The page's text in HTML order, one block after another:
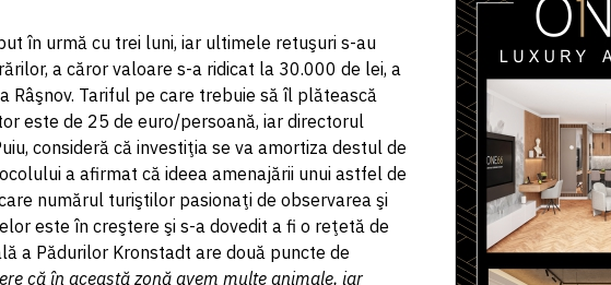
în urmă cu trei luni, iar ultimele retuşuri s-au
a căror valoare s-a ridicat la 30.000 de lei, a
Râşnov. Tariful pe care trebuie să îl plătească
este de 25 de euro/persoană, iar directorul
consideră că investiţia se va amortiza destul de
a afirmat că ideea amenajării unui astfel de
numărul turiştilor pasionaţi de observarea şi
este în creştere şi s-a dovedit a fi o reţetă de
a Pădurilor Kronstadt are două puncte de
că în această zonă avem multe animale, iar